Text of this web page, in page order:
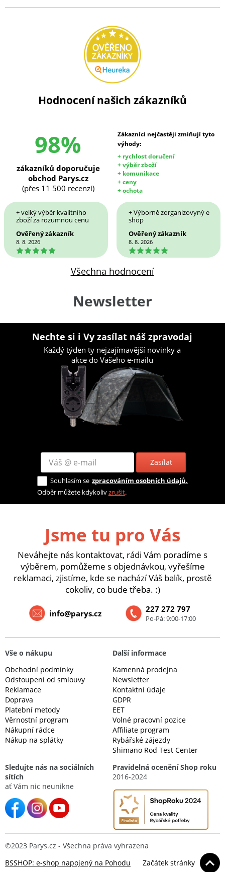
Hodnocení našich zákazníků
98%
Zákazníci nejčastěji zmiňují tyto
výhody:
+ rychlost doručení
+ výběr zboží
+ komunikace
+ ceny
+ ochota
zákazníků doporučuje
obchod Parys.cz
(přes 11 500 recenzí)
+ velký výběr kvalitního
zboží za rozumnou cenu
Ověřený zákazník
8. 8. 2026
5
+ Výborně zorganizovyný e
shop
Ověřený zákazník
8. 8. 2026
5
Všechna hodnocení
Newsletter
Nechte si i Vy zasílat náš zpravodaj
Každý týden ty nejzajímavější novinky a
akce do Vašeho e-mailu
Zasílat
Souhlasím se zpracováním osobních údajů.
Odběr můžete kdykolivzrušit.
Jsme tu pro Vás
Neváhejte nás kontaktovat, rádi Vám poradíme s
výběrem, pomůžeme s objednávkou, vyřešíme
reklamaci, zjistíme, kde se nachází Váš balík, prostě
cokoliv, co bude třeba. :)
227 272 797
Po-Pá: 9:00-17:00
info@parys.cz
Vše o nákupu
Obchodní podmínky
Odstoupení od smlouvy
Reklamace
Doprava
Platební metody
Věrnostní program
Nákupní rádce
Nákup na splátky
Další informace
Kamenná prodejna
Newsletter
Kontaktní údaje
GDPR
EET
Volné pracovní pozice
Affiliate program
Rybářské zájezdy
Shimano Rod Test Center
Sledujte nás na sociálních
sítích
ať Vám nic neunikne
Pravidelná ocenění Shop roku
2016-2024
©2023 Parys.cz - Všechna práva vyhrazena
BSSHOP: e-shop napojený na Pohodu
Začátek stránky